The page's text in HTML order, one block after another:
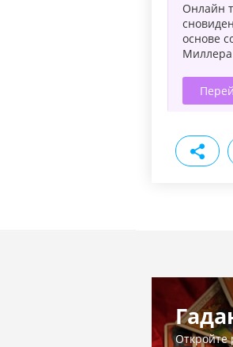
Онлайн
основе
Миллера
Откройте